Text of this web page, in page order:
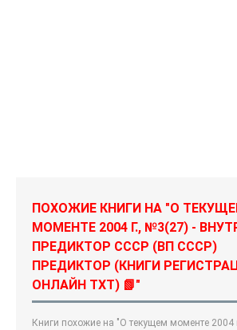
ПОХОЖИЕ КНИГИ НА "О
МОМЕНТЕ 2004 Г., №3(27) -
ПРЕДИКТОР СССР (ВП СССР)
ПРЕДИКТОР (КНИГИ
ОНЛАЙН TXT) 📗"
Книги похожие на "О текущем моменте 2004